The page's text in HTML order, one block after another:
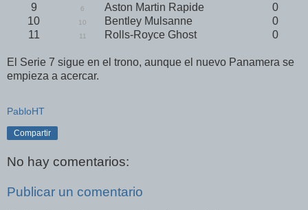
9
6 Aston Martin Rapide
0
10
10 Bentley Mulsanne
0
11
11 Rolls-Royce Ghost 0
El Serie 7 sigue en el trono, aunque el nuevo Panamera se
empieza a acercar.
PabloHT
Compartir
No hay comentarios:
Publicar un comentario